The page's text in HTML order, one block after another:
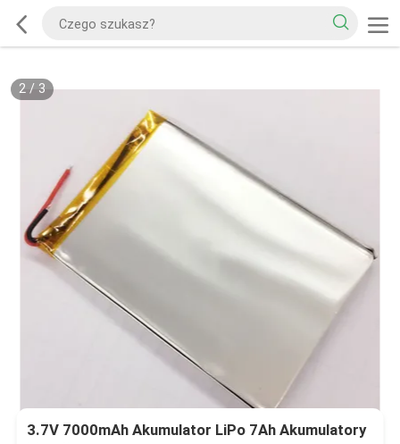
2/ 3
3.7V 7000mAh Akumulator LiPo 7Ah Akumulatory